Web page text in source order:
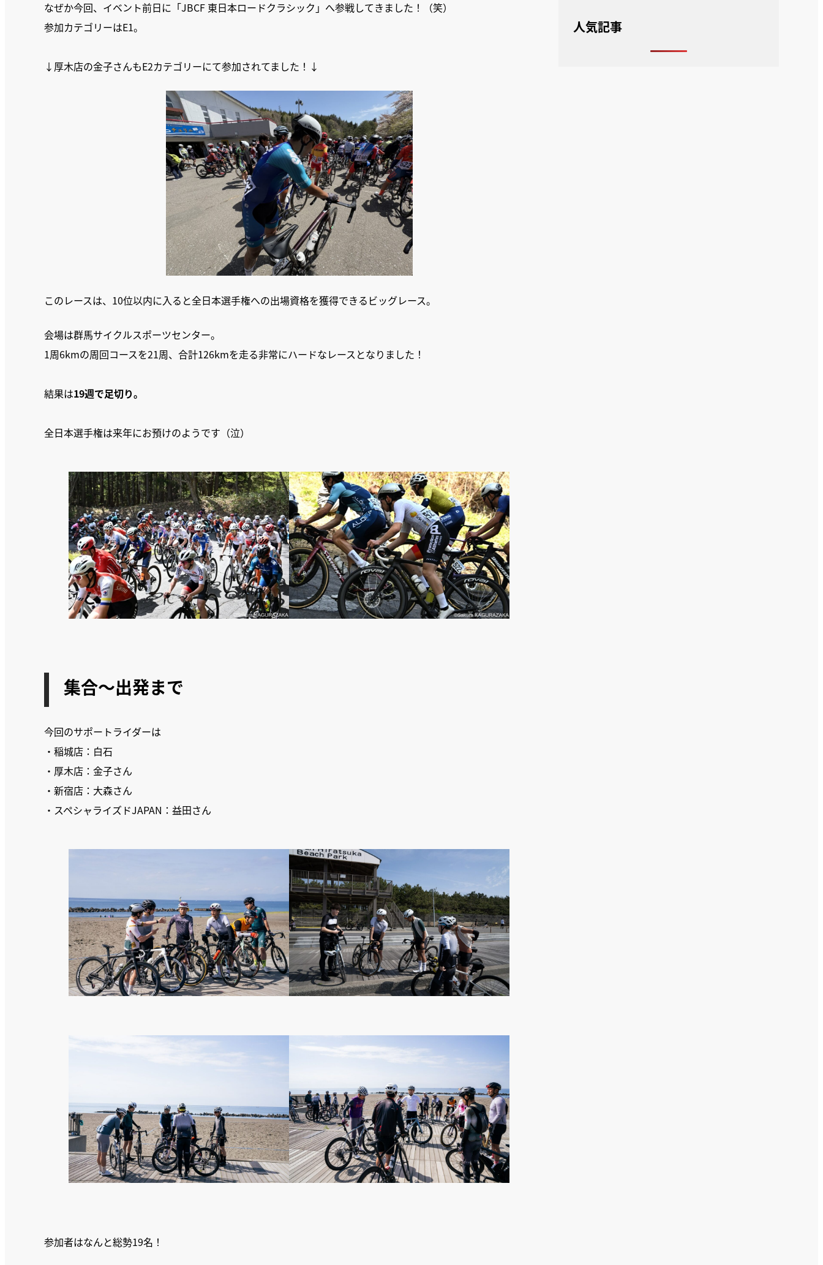
なぜか今回、イベント前日に「JBCF 東日本ロードクラシック」へ参戦してきました！（笑）
参加カテゴリーはE1。
↓厚木店の金子さんもE2カテゴリーにて参加されてました！↓
このレースは、10位以内に入ると全日本選手権への出場資格を獲得できるビッグレース。
会場は群馬サイクルスポーツセンター。
1周6kmの周回コースを21周、合計126kmを走る非常にハードなレースとなりました！
結果は19週で足切り。
全日本選手権は来年にお預けのようです（泣）
集合～出発まで
今回のサポートライダーは
・稲城店：白石
・厚木店：金子さん
・新宿店：大森さん
・スペシャライズドJAPAN：益田さん
参加者はなんと総勢19名！
人気記事